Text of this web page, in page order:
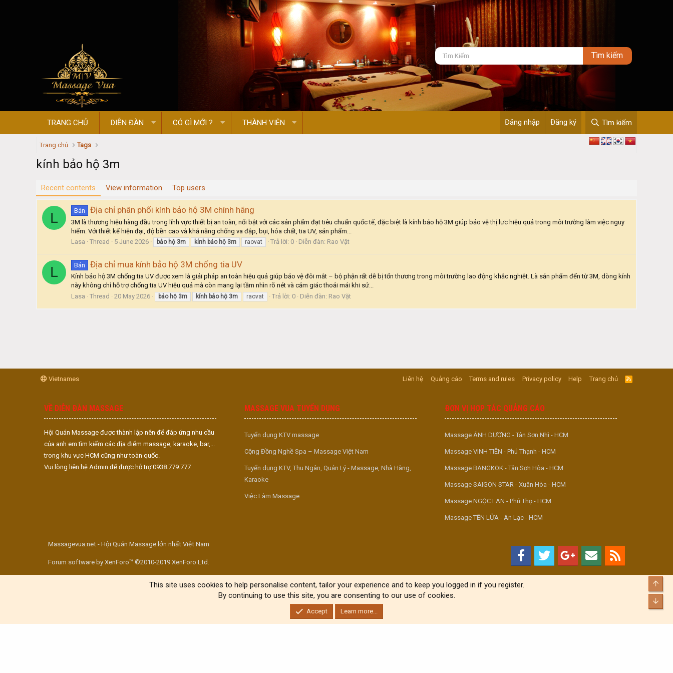
TRANG CHỦ DIỄN ĐÀN CÓ GÌ MỚI ? THÀNH VIÊN Đăng nhập Đăng ký Tìm kiếm
Trang chủ Tags
kính bảo hộ 3m
Recent contents View information Top users
L Bán Địa chỉ phân phối kính bảo hộ 3M chính hãng
3M là thương hiệu hàng đầu trong lĩnh vực thiết bị an toàn, nổi bật với các sản phẩm đạt tiêu chuẩn quốc tế, đặc biệt là kính bảo hộ 3M giúp bảo vệ thị lực hiệu quả trong môi trường làm việc nguy
hiểm. Với thiết kế hiện đại, độ bền cao và khả năng chống va đập, bụi, hóa chất, tia UV, sản phẩm...
Lasa
Thread 5 June 2026 bảo hộ 3m kính bảo hộ 3m raovat Trả lời: 0 Diễn đàn: Rao Vặt
L Bán Địa chỉ mua kính bảo hộ 3M chống tia UV
Kính bảo hộ 3M chống tia UV được xem là giải pháp an toàn hiệu quả giúp bảo vệ đôi mắt – bộ phận rất dễ bị tổn thương trong môi trường lao động khắc nghiệt. Là sản phẩm đến từ 3M, dòng kính
này không chỉ hỗ trợ chống tia UV hiệu quả mà còn mang lại tầm nhìn rõ nét và cảm giác thoải mái khi sử...
Lasa
Thread 20 May 2026 bảo hộ 3m kính bảo hộ 3m raovat Trả lời: 0 Diễn đàn: Rao Vặt
Vietnames Liên hệ Quảng cáo Terms and rules Privacy policy Help Trang chủ
R
S
VỀ DIỄN ĐÀN MASSAGE
Hội Quán Massage được thành lập nên để đáp ứng nhu cầu
của anh em tìm kiếm các địa điểm massage, karaoke, bar,...
trong khu vực HCM cũng như toàn quốc.
Vui lòng liên hệ Admin để được hỗ trợ 0938.779.777
MASSAGE VUA TUYỂN DỤNG
Tuyển dụng KTV massage
Cộng Đồng Nghề Spa – Massage Việt Nam
Tuyển dụng KTV, Thu Ngân, Quản Lý - Massage, Nhà Hàng,
Karaoke
Việc Làm Massage
ĐƠN VỊ HỢP TÁC QUẢNG CÁO
Massage ÁNH DƯƠNG - Tân Sơn Nhì - HCM
Massage VINH TIÊN - Phú Thạnh - HCM
Massage BANGKOK - Tân Sơn Hòa - HCM
Massage SAIGON STAR - Xuân Hòa - HCM
Massage NGỌC LAN - Phú Thọ - HCM
Massage TÊN LỬA - An Lạc - HCM
Massagevua.net - Hội Quán Massage lớn nhất Việt Nam
Forum software by XenForo™ ©2010-2019 XenForo Ltd.
This site uses cookies to help personalise content, tailor your experience and to keep you logged in if you register.
By continuing to use this site, you are consenting to our use of cookies.
Accept Learn more...
Top